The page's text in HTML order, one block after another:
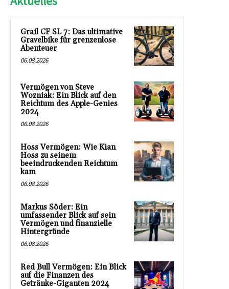
Grail CF SL 7: Das ultimative
Gravelbike für grenzenlose
Abenteuer
06.08.2026
Vermögen von Steve
Wozniak: Ein Blick auf den
Reichtum des Apple-Genies
2024
06.08.2026
Hoss Vermögen: Wie Kian
Hoss zu seinem
beeindruckenden Reichtum
kam
06.08.2026
Markus Söder: Ein
umfassender Blick auf sein
Vermögen und finanzielle
Hintergründe
06.08.2026
Red Bull Vermögen: Ein Blick
auf die Finanzen des
Getränke-Giganten 2024